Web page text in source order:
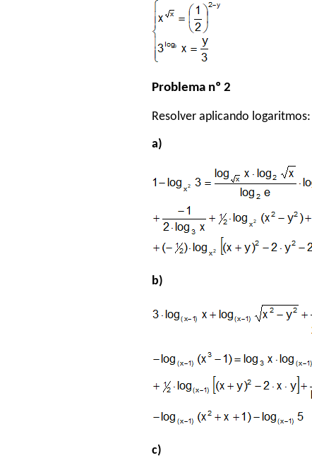
Problema nº 2
Resolver aplicando logaritmos:
a)
b)
c)